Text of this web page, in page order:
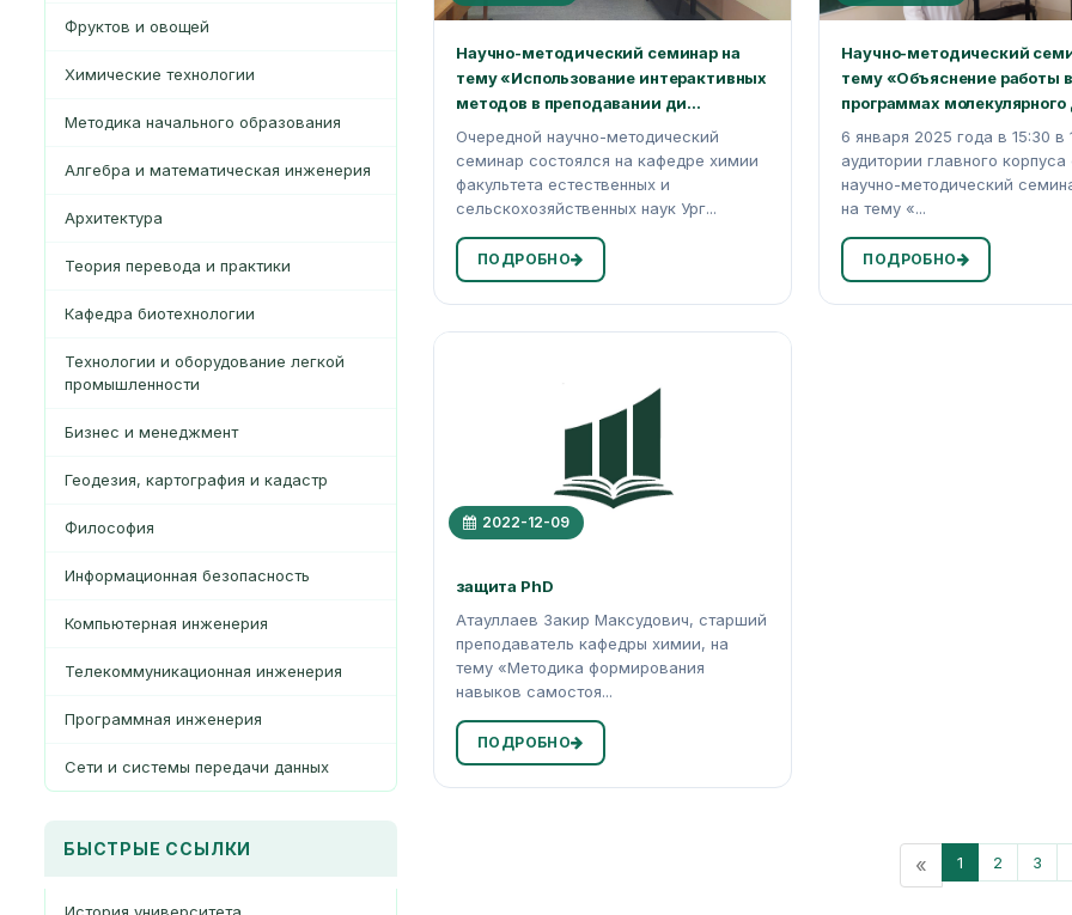
Фруктов и овощей
Химические технологии
Методика начального образования
Алгебра и математическая инженерия
Архитектура
Теория перевода и практики
Кафедра биотехнологии
Технологии и оборудование легкой
промышленности
Бизнес и менеджмент
Геодезия, картография и кадастр
Философия
Информационная безопасность
Компьютерная инженерия
Телекоммуникационная инженерия
Программная инженерия
Сети и системы передачи данных
БЫСТРЫЕ ССЫЛКИ
Научно-методический семинар на
тему «Использование интерактивных
методов в преподавании ди...
Очередной научно-методический
семинар состоялся на кафедре химии
факультета естественных и
сельскохозяйственных наук Ург...
ПОДРОБНО
Научно-методический
тему «Объяснение работы в
программах молекулярного
6 января 2025 года в 15:30 в
аудитории главного корпуса
научно-методический
на тему «...
ПОДРОБНО
2022-12-09
защита PhD
Атауллаев Закир Максудович, старший
преподаватель кафедры химии, на
тему «Методика формирования
навыков самостоя...
ПОДРОБНО
« 1 2 3